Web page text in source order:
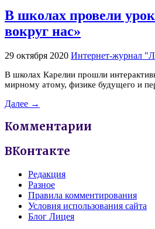
В школах провели
вокруг нас»
29 октября 2020 Интернет-журнал
В школах Карелии прошли
мирному атому, физике будущего и
Далее →
Комментарии
ВКонтакте
Редакция
Разное
Правила комментирования
Условия использования сайта
Блог Лицея